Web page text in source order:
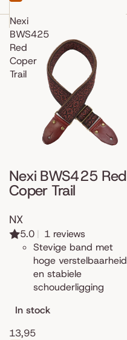
Nexi
BWS425
Red
Coper
Trail
Nexi BWS425 Red
Coper Trail
NX
5.0 | 1 reviews
Stevige band met
hoge verstelbaarheid
en stabiele
schouderligging
In stock
13,95